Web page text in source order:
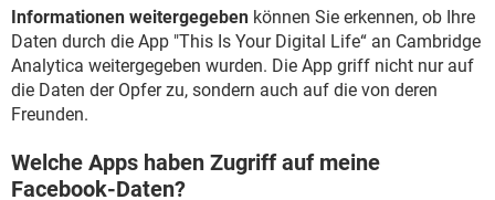
Informationen weitergegeben können Sie erkennen, ob Ihre
Daten durch die App "This Is Your Digital Life“ an Cambridge
Analytica weitergegeben wurden. Die App griff nicht nur auf
die Daten der Opfer zu, sondern auch auf die von deren
Freunden.
Welche Apps haben Zugriff auf meine
Facebook-Daten?